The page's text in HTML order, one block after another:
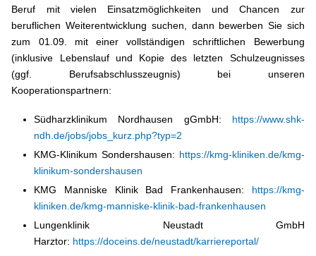
Beruf mit vielen Einsatzmöglichkeiten und Chancen zur
beruflichen Weiterentwicklung suchen, dann bewerben Sie sich
zum 01.09. mit einer vollständigen schriftlichen Bewerbung
(inklusive Lebenslauf und Kopie des letzten Schulzeugnisses
(ggf. Berufsabschlusszeugnis) bei unseren
Kooperationspartnern:
Südharzklinikum Nordhausen gGmbH: https://www.shk-
ndh.de/jobs/jobs_kurz.php?typ=2
KMG-Klinikum Sondershausen: https://kmg-kliniken.de/kmg-
klinikum-sondershausen
KMG Manniske Klinik Bad Frankenhausen: https://kmg-
kliniken.de/kmg-manniske-klinik-bad-frankenhausen
Lungenklinik Neustadt GmbH
Harztor: https://doceins.de/neustadt/karriereportal/